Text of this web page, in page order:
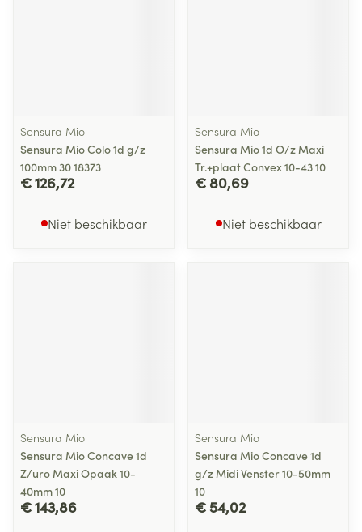
Sensura Mio
Sensura Mio Colo 1d g/z
100mm 30 18373
€ 126,72
Niet beschikbaar
Sensura Mio
Sensura Mio 1d O/z Maxi
Tr.+plaat Convex 10-43 10
€ 80,69
Niet beschikbaar
Sensura Mio
Sensura Mio Concave 1d
Z/uro Maxi Opaak 10-
40mm 10
€ 143,86
Sensura Mio
Sensura Mio Concave 1d
g/z Midi Venster 10-50mm
10
€ 54,02